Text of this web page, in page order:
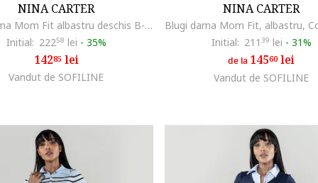
NINA CARTER
Blugi dama Mom Fit albastru deschis B-P502-22 9283, Albastru deschis
Initial: 22258 lei - 35%
14285lei
Vandut de SOFILINE
NINA CARTER
Initial: 211 39 lei - 31%
de la 14560lei
Vandut de SOFILINE